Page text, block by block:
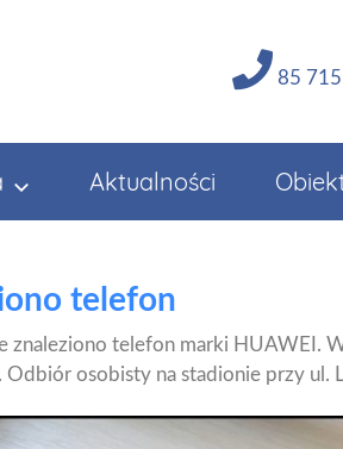
85
Aktualności
telefon
znaleziono telefon marki HUAWEI.
Odbiór osobisty na stadionie przy ul.